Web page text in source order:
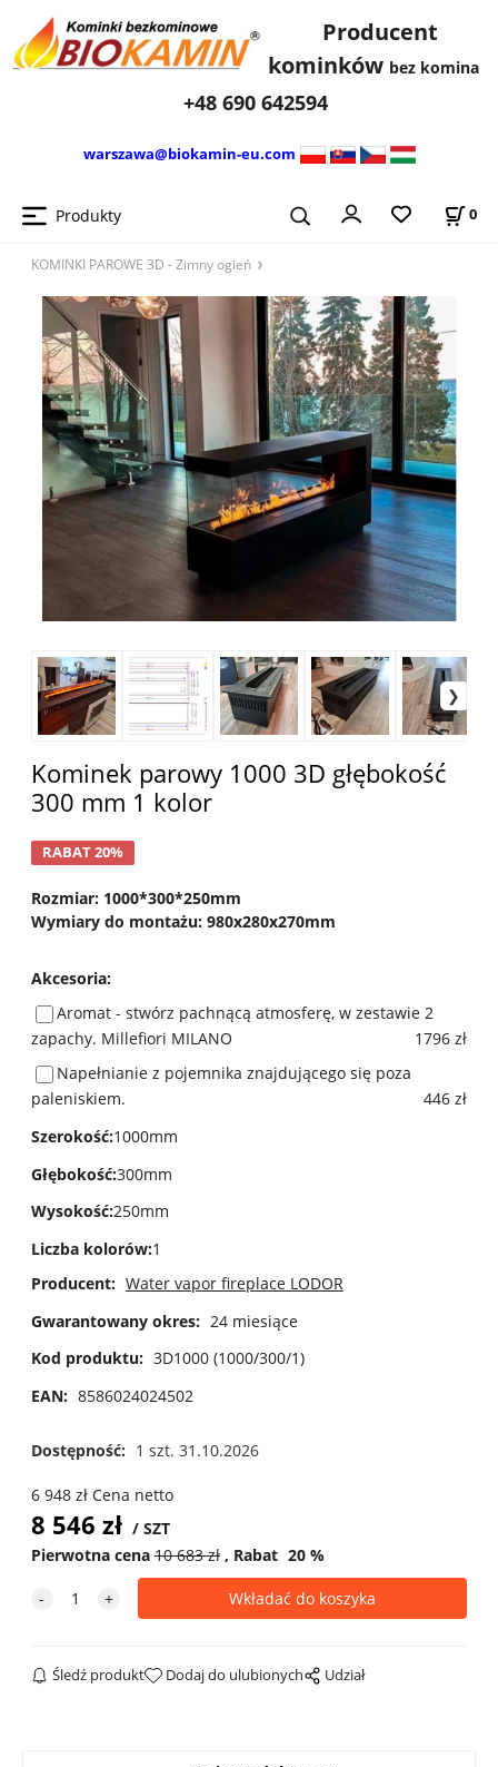
Producent
kominków bez komina
+48 690 642594
warszawa@biokamin-eu.com
Produkty 0
KOMINKI PAROWE 3D - Zimny ​​ogień
Kominek parowy 1000 3D głębokość
300 mm 1 kolor
RABAT 20%
Rozmiar: 1000*300*250mm
Wymiary do montażu: 980x280x270mm
Akcesoria:
Aromat - stwórz pachnącą atmosferę, w zestawie 2
zapachy. Millefiori MILANO
1796 zł
Napełnianie z pojemnika znajdującego się poza
paleniskiem.
446 zł
Szerokość:1000mm
Głębokość:300mm
Wysokość:250mm
Liczba kolorów:1
Producent: Water vapor fireplace LODOR
Gwarantowany okres: 24 miesiące
Kod produktu: 3D1000 (1000/300/1)
EAN: 8586024024502
Dostępność: 1 szt. 31.10.2026
6 948zł Cena netto
8 546 zł
SZT
Pierwotna cena 10 683zł Rabat 20%
Śledź produkt Dodaj do ulubionych Udział